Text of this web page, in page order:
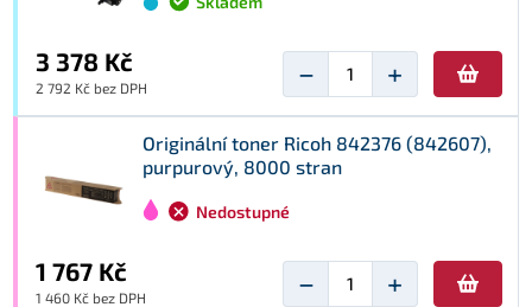
3 378 Kč
2 792 Kč bez DPH − +
Originální toner Ricoh 842376 (842607),
purpurový, 8000 stran
Nedostupné
1 767 Kč
1 460 Kč bez DPH − +